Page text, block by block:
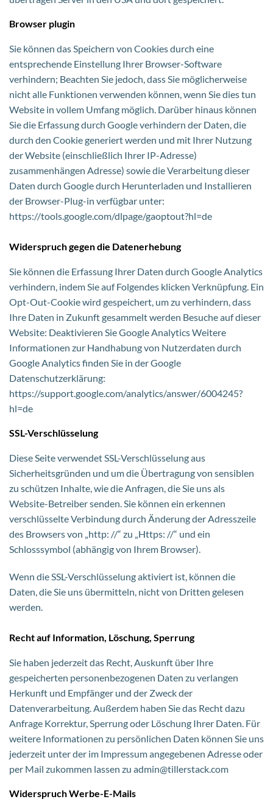
Browser plugin
Sie können das Speichern von Cookies durch eine
entsprechende Einstellung Ihrer Browser-Software
verhindern; Beachten Sie jedoch, dass Sie möglicherweise
nicht alle Funktionen verwenden können, wenn Sie dies tun
Website in vollem Umfang möglich. Darüber hinaus können
Sie die Erfassung durch Google verhindern der Daten, die
durch den Cookie generiert werden und mit Ihrer Nutzung
der Website (einschließlich Ihrer IP-Adresse)
zusammenhängen Adresse) sowie die Verarbeitung dieser
Daten durch Google durch Herunterladen und Installieren
der Browser-Plug-in verfügbar unter:
https://tools.google.com/dlpage/gaoptout?hl=de
Widerspruch gegen die Datenerhebung
Sie können die Erfassung Ihrer Daten durch Google Analytics
verhindern, indem Sie auf Folgendes klicken Verknüpfung. Ein
Opt-Out-Cookie wird gespeichert, um zu verhindern, dass
Ihre Daten in Zukunft gesammelt werden Besuche auf dieser
Website: Deaktivieren Sie Google Analytics Weitere
Informationen zur Handhabung von Nutzerdaten durch
Google Analytics finden Sie in der Google
Datenschutzerklärung:
https://support.google.com/analytics/answer/6004245?
hl=de
SSL-Verschlüsselung
Diese Seite verwendet SSL-Verschlüsselung aus
Sicherheitsgründen und um die Übertragung von sensiblen
zu schützen Inhalte, wie die Anfragen, die Sie uns als
Website-Betreiber senden. Sie können ein erkennen
verschlüsselte Verbindung durch Änderung der Adresszeile
des Browsers von „http: //“ zu „Https: //“ und ein
Schlosssymbol (abhängig von Ihrem Browser).
Wenn die SSL-Verschlüsselung aktiviert ist, können die
Daten, die Sie uns übermitteln, nicht von Dritten gelesen
werden.
Recht auf Information, Löschung, Sperrung
Sie haben jederzeit das Recht, Auskunft über Ihre
gespeicherten personenbezogenen Daten zu verlangen
Herkunft und Empfänger und der Zweck der
Datenverarbeitung. Außerdem haben Sie das Recht dazu
Anfrage Korrektur, Sperrung oder Löschung Ihrer Daten. Für
weitere Informationen zu persönlichen Daten können Sie uns
jederzeit unter der im Impressum angegebenen Adresse oder
per Mail zukommen lassen zu admin@tillerstack.com
Widerspruch Werbe-E-Mails